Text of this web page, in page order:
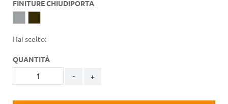
FINITURE CHIUDIPORTA
Hai scelto:
QUANTITÀ
- +